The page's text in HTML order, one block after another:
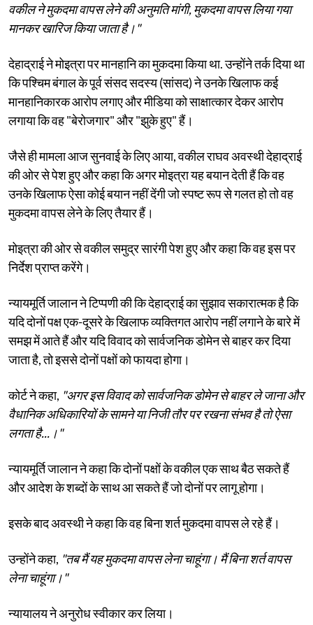
वकील ने मुकदमा वापस लेने की अनुमति मांगी, मुकदमा वापस लिया गया
मानकर खारिज किया जाता है।"
देहाद्राई ने मोइत्रा पर मानहानि का मुकदमा किया था. उन्होंने तर्क दिया था
कि पश्चिम बंगाल के पूर्व संसद सदस्य (सांसद) ने उनके खिलाफ कई
मानहानिकारक आरोप लगाए और मीडिया को साक्षात्कार देकर आरोप
लगाया कि वह "बेरोजगार" और "झुके हुए" हैं।
जैसे ही मामला आज सुनवाई के लिए आया, वकील राघव अवस्थी देहाद्राई
की ओर से पेश हुए और कहा कि अगर मोइत्रा यह बयान देती हैं कि वह
उनके खिलाफ ऐसा कोई बयान नहीं देंगी जो स्पष्ट रूप से गलत हो तो वह
मुकदमा वापस लेने के लिए तैयार हैं।
मोइत्रा की ओर से वकील समुद्र सारंगी पेश हुए और कहा कि वह इस पर
निर्देश प्राप्त करेंगे।
न्यायमूर्ति जालान ने टिप्पणी की कि देहाद्राई का सुझाव सकारात्मक है कि
यदि दोनों पक्ष एक-दूसरे के खिलाफ व्यक्तिगत आरोप नहीं लगाने के बारे में
समझ में आते हैं और यदि विवाद को सार्वजनिक डोमेन से बाहर कर दिया
जाता है, तो इससे दोनों पक्षों को फायदा होगा।
कोर्ट ने कहा, "अगर इस विवाद को सार्वजनिक डोमेन से बाहर ले जाना और
वैधानिक अधिकारियों के सामने या निजी तौर पर रखना संभव है तो ऐसा
लगता है...।"
न्यायमूर्ति जालान ने कहा कि दोनों पक्षों के वकील एक साथ बैठ सकते हैं
और आदेश के शब्दों के साथ आ सकते हैं जो दोनों पर लागू होगा।
इसके बाद अवस्थी ने कहा कि वह बिना शर्त मुकदमा वापस ले रहे हैं।
उन्होंने कहा, "तब मैं यह मुकदमा वापस लेना चाहूंगा। मैं बिना शर्त वापस
लेना चाहूंगा।"
न्यायालय ने अनुरोध स्वीकार कर लिया।